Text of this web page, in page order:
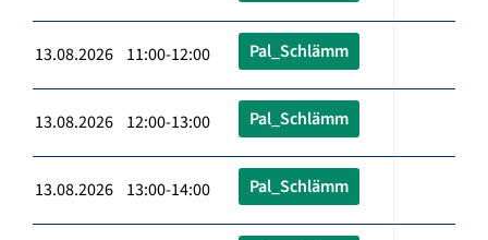
13.08.2026 11:00-12:00 Pal_Schlämm
13.08.2026 12:00-13:00 Pal_Schlämm
13.08.2026 13:00-14:00 Pal_Schlämm